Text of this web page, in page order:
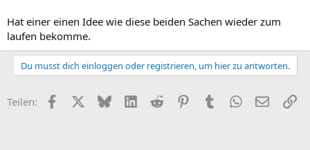
Hat einer einen Idee wie diese beiden Sachen wieder zum
laufen bekomme.
Du musst dich einloggen oder registrieren, um hier zu antworten.
Teilen: Facebook BlueskyLinkedIn
Reddit PinterestTumblr WhatsApp
E-Mail